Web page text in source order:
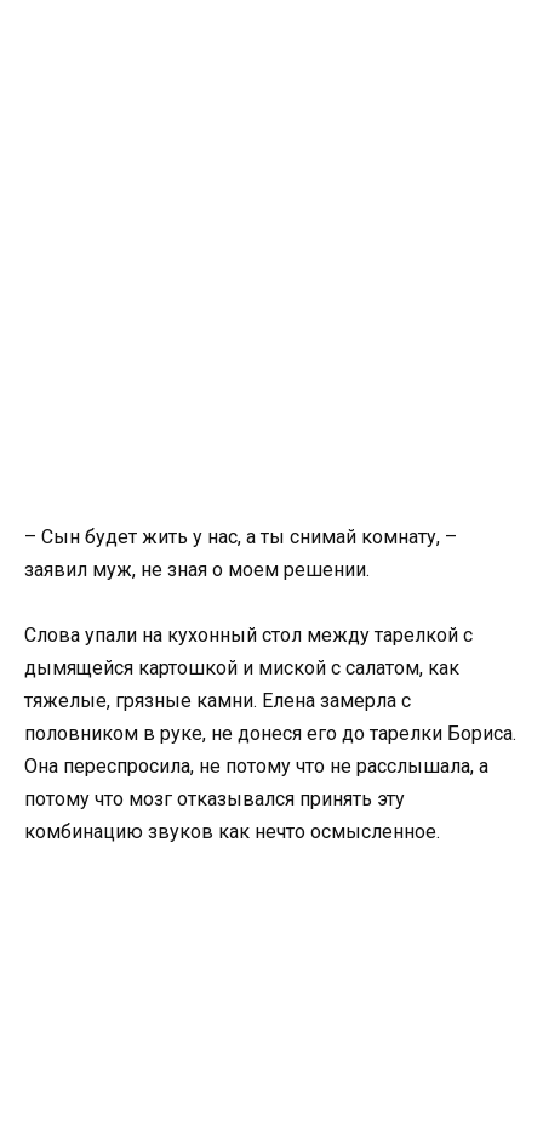
– Сын будет жить у нас, а ты снимай комнату, –
заявил муж, не зная о моем решении.
Слова упали на кухонный стол между тарелкой с
дымящейся картошкой и миской с салатом, как
тяжелые, грязные камни. Елена замерла с
половником в руке, не донеся его до тарелки Бориса.
Она переспросила, не потому что не расслышала, а
потому что мозг отказывался принять эту
комбинацию звуков как нечто осмысленное.